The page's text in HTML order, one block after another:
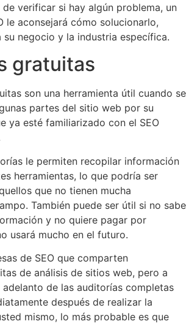
de verificar si hay algún problema, un
le aconsejará cómo solucionarlo,
su negocio y la industria específica.
gratuitas
son una herramienta útil cuando se
partes del sitio web por su
ya esté familiarizado con el SEO
le permiten recopilar información
herramientas, lo que podría ser
que no tienen mucha
También puede ser útil si no sabe
y no quiere pagar por
usará mucho en el futuro.
de SEO que comparten
de análisis de sitios web, pero a
adelanto de las auditorías completas
después de realizar la
mismo, lo más probable es que